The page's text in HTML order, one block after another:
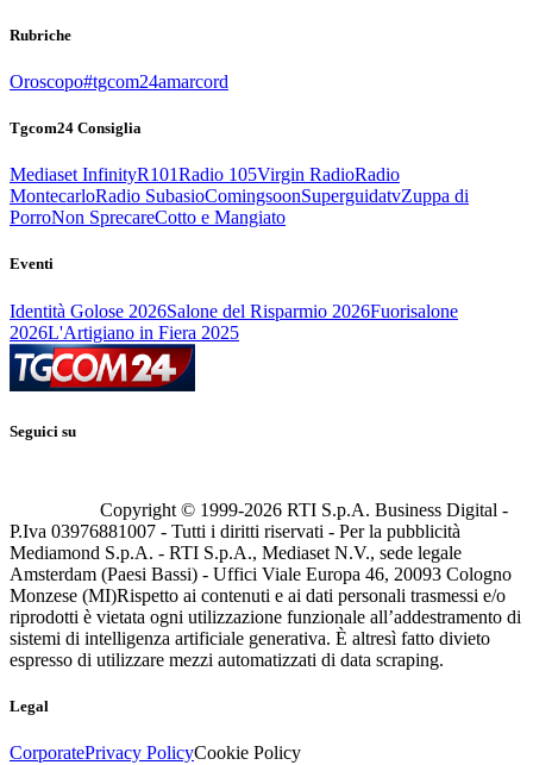
Rubriche
Oroscopo#tgcom24amarcord
Tgcom24 Consiglia
Mediaset InfinityR101Radio 105Virgin RadioRadio
MontecarloRadio SubasioComingsoonSuperguidatvZuppa di
PorroNon SprecareCotto e Mangiato
Eventi
Identità Golose 2026Salone del Risparmio 2026Fuorisalone
2026L'Artigiano in Fiera 2025
Seguici su
Copyright © 1999-2026 RTI S.p.A. Business Digital -
P.Iva 03976881007 - Tutti i diritti riservati - Per la pubblicità
Mediamond S.p.A. - RTI S.p.A., Mediaset N.V., sede legale
Amsterdam (Paesi Bassi) - Uffici Viale Europa 46, 20093 Cologno
Monzese (MI)Rispetto ai contenuti e ai dati personali trasmessi e/o
riprodotti è vietata ogni utilizzazione funzionale all’addestramento di
sistemi di intelligenza artificiale generativa. È altresì fatto divieto
espresso di utilizzare mezzi automatizzati di data scraping.
Legal
CorporatePrivacy PolicyCookie Policy